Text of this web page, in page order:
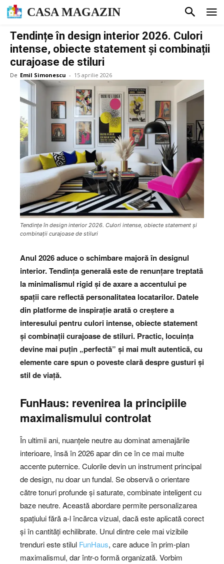
CASA MAGAZIN
Tendințe în design interior 2026. Culori
intense, obiecte statement și combinații
curajoase de stiluri
De Emil Simonescu - 15 aprilie 2026
Tendințe în design interior 2026. Culori intense, obiecte statement și
combinații curajoase de stiluri
Anul 2026 aduce o schimbare majoră în designul
interior. Tendința generală este de renunțare treptată
la minimalismul rigid și de axare a accentului pe
spații care reflectă personalitatea locatarilor. Datele
din platforme de inspirație arată o creștere a
interesului pentru culori intense, obiecte statement
și combinații curajoase de stiluri. Practic, locuința
devine mai puțin „perfectă” și mai mult autentică, cu
elemente care spun o poveste clară despre gusturi și
stil de viață.
FunHaus: revenirea la principiile
maximalismului controlat
În ultimii ani, nuanțele neutre au dominat amenajările
interioare, însă în 2026 apar din ce în ce mai multe
accente puternice. Culorile devin un instrument principal
de design, nu doar un fundal. Se observă o orientare
către tonuri profunde și saturate, combinate inteligent cu
baze neutre. Această abordare permite personalizarea
spațiului fără a-l încărca vizual, dacă este aplicată corect
și în cantități echilibrate. Unul dintre cele mai vizibile
trenduri este stilul FunHaus, care aduce în prim-plan
maximalismul, dar într-o formă organizată. Vorbim